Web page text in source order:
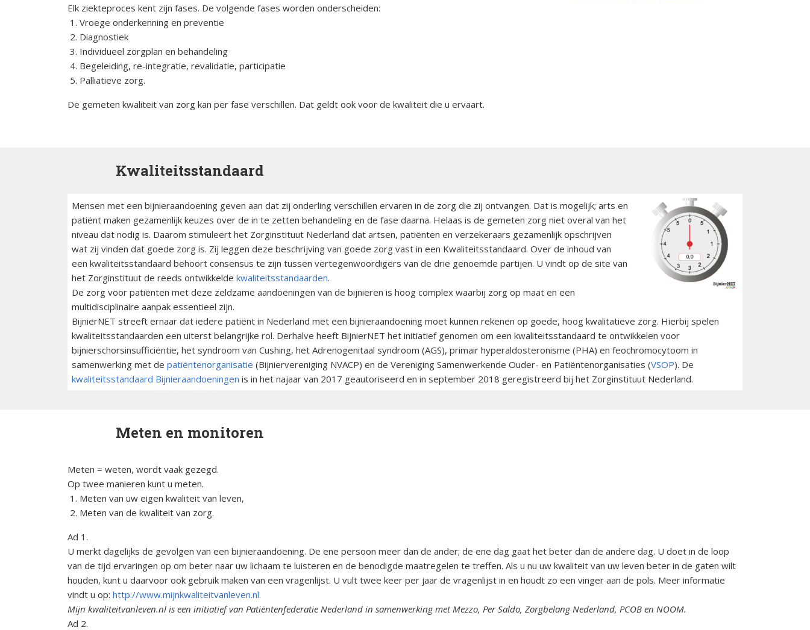
Elk ziekteproces kent zijn fases. De volgende fases worden onderscheiden:
Vroege onderkenning en preventie
Diagnostiek
Individueel zorgplan en behandeling
Begeleiding, re-integratie, revalidatie, participatie
Palliatieve zorg.
De gemeten kwaliteit van zorg kan per fase verschillen. Dat geldt ook voor de kwaliteit die u ervaart.
Kwaliteitsstandaard
Mensen met een bijnieraandoening geven aan dat zij onderling verschillen ervaren in de zorg die zij ontvangen. Dat is mogelijk; arts en
patiënt maken gezamenlijk keuzes over de in te zetten behandeling en de fase daarna. Helaas is de gemeten zorg niet overal van het
niveau dat nodig is. Daarom stimuleert het Zorginstituut Nederland dat artsen, patiënten en verzekeraars gezamenlijk opschrijven
wat zij vinden dat goede zorg is. Zij leggen deze beschrijving van goede zorg vast in een Kwaliteitsstandaard. Over de inhoud van
een kwaliteitsstandaard behoort consensus te zijn tussen vertegenwoordigers van de drie genoemde partijen. U vindt op de site van
het Zorginstituut de reeds ontwikkelde kwaliteitsstandaarden.
De zorg voor patiënten met deze zeldzame aandoeningen van de bijnieren is hoog complex waarbij zorg op maat en een
multidisciplinaire aanpak essentieel zijn.
BijnierNET streeft ernaar dat iedere patiënt in Nederland met een bijnieraandoening moet kunnen rekenen op goede, hoog kwalitatieve zorg. Hierbij spelen
kwaliteitsstandaarden een uiterst belangrijke rol. Derhalve heeft BijnierNET het initiatief genomen om een kwaliteitsstandaard te ontwikkelen voor
bijnierschorsinsufficiëntie, het syndroom van Cushing, het Adrenogenitaal syndroom (AGS), primair hyperaldosteronisme (PHA) en feochromocytoom in
samenwerking met de patiëntenorganisatie (Bijniervereniging NVACP) en de Vereniging Samenwerkende Ouder- en Patiëntenorganisaties (VSOP). De
kwaliteitsstandaard Bijnieraandoeningen is in het najaar van 2017 geautoriseerd en in september 2018 geregistreerd bij het Zorginstituut Nederland.
Meten en monitoren
Meten = weten, wordt vaak gezegd.
Op twee manieren kunt u meten.
Meten van uw eigen kwaliteit van leven,
Meten van de kwaliteit van zorg.
Ad 1.
U merkt dagelijks de gevolgen van een bijnieraandoening. De ene persoon meer dan de ander; de ene dag gaat het beter dan de andere dag. U doet in de loop
van de tijd ervaringen op om beter naar uw lichaam te luisteren en de benodigde maatregelen te treffen. Als u nu uw kwaliteit van uw leven beter in de gaten wilt
houden, kunt u daarvoor ook gebruik maken van een vragenlijst. U vult twee keer per jaar de vragenlijst in en houdt zo een vinger aan de pols. Meer informatie
vindt u op: http://www.mijnkwaliteitvanleven.nl.
Mijn kwaliteitvanleven.nl is een initiatief van Patiëntenfederatie Nederland in samenwerking met Mezzo, Per Saldo, Zorgbelang Nederland, PCOB en NOOM.
Ad 2.